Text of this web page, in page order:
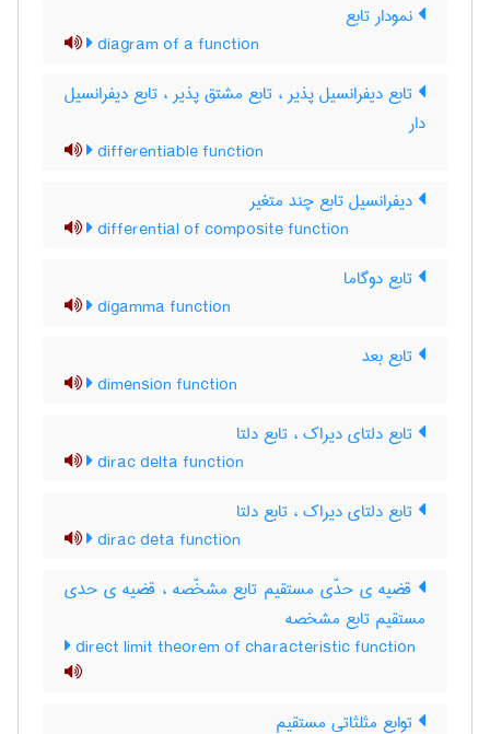
نمودار تابع
diagram of a function
تابع دیفرانسیل پذیر ، تابع مشتق پذیر ، تابع دیفرانسیل
دار
differentiable function
دیفرانسیل تابع چند متغیر
differential of composite function
تابع دوگاما
digamma function
تابع بعد
dimension function
تابع دلتای دیراک ، تابع دلتا
dirac delta function
تابع دلتای دیراک ، تابع دلتا
dirac deta function
قضیه ی حدّی مستقیم تابع مشخّصه ، قضیه ی حدی
مستقیم تابع مشخصه
direct limit theorem of characteristic function
توابع مثلثاتی مستقیم